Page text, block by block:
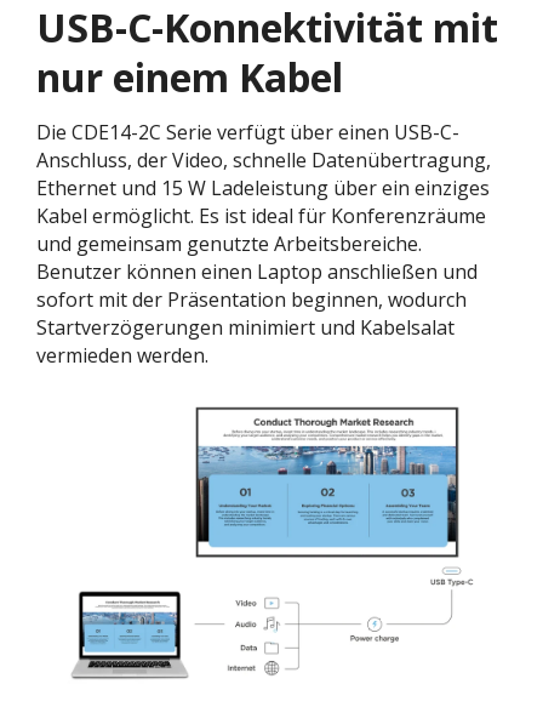
USB-C-Konnektivität mit
nur einem Kabel​
Die CDE14-2C Serie verfügt über einen USB-C-
Anschluss, der Video, schnelle Datenübertragung,
Ethernet und 15 W Ladeleistung über ein einziges
Kabel ermöglicht. Es ist ideal für Konferenzräume
und gemeinsam genutzte Arbeitsbereiche.
Benutzer können einen Laptop anschließen und
sofort mit der Präsentation beginnen, wodurch
Startverzögerungen minimiert und Kabelsalat
vermieden werden.​